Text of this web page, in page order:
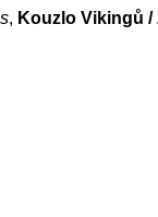
, Kouzlo Vikingů